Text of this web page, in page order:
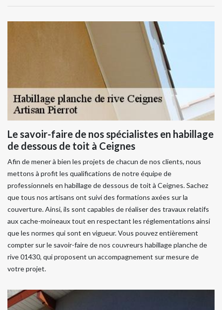
Le savoir-faire de nos spécialistes en habillage
de dessous de toit à Ceignes
Afin de mener à bien les projets de chacun de nos clients, nous
mettons à profit les qualifications de notre équipe de
professionnels en habillage de dessous de toit à Ceignes. Sachez
que tous nos artisans ont suivi des formations axées sur la
couverture. Ainsi, ils sont capables de réaliser des travaux relatifs
aux cache-moineaux tout en respectant les réglementations ainsi
que les normes qui sont en vigueur. Vous pouvez entièrement
compter sur le savoir-faire de nos couvreurs habillage planche de
rive 01430, qui proposent un accompagnement sur mesure de
votre projet.